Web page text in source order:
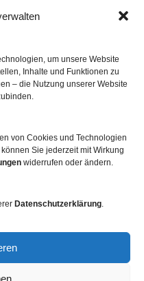
um unsere Website
Inhalte und Funktionen zu
– die Nutzung unserer Website
von Cookies und Technologien
Sie jederzeit mit Wirkung
widerrufen oder ändern.
Datenschutzerklärung.